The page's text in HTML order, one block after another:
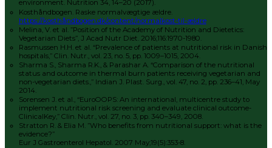
environment. Nutrition 34, 14–20 (2017).
Kosthåndbogen. Raske normalvægtige ældre.
https://kosthåndbogen.dk/content/normalkost-til-ældre
Melina, V. et al. ”Position of the Academy of Nutrition and Dietetics:
Vegetarian Diets”, J Acad Nutr Diet. 2016;116:1970-1980.
Rasmussen H.H. et al. “Prevalence of patients at nutritional risk in Danish
hospitals,” Clin. Nutr., vol. 23, no. 5, pp. 1009–1015, 2004.
Sharma S., Sharma R.K., & Parashar A. “Comparison of the nutritional
status and outcome in thermal burn patients receiving vegetarian and
non-vegetarian diets.,” Indian J. Plast. Surg., vol. 47, no. 2, pp. 236–41, May
2014.
Sorensen J. et al., “EuroOOPS: An international, multicentre study to
implement nutritional risk screening and evaluate clinical outcome-
ClinicalKey,” Clin. Nutr., vol. 27, no. 3, pp. 340–349, 2008.
Stratton R. & Elia M. ”Who benefits from nutritional support: what is the
evidence?”
Eur J Gastroenterol Hepatol. 2007 May;19(5):353-8.